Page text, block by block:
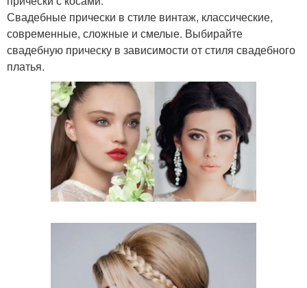
Свадебные прически в стиле винтаж, классические,
современные, сложные и смелые. Выбирайте
свадебную прическу в зависимости от стиля свадебного
платья.